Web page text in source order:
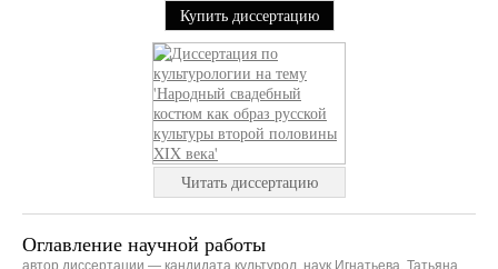
Купить диссертацию
Читать диссертацию
Оглавление научной работы
автор диссертации — кандидата культурол. наук Игнатьева, Татьяна